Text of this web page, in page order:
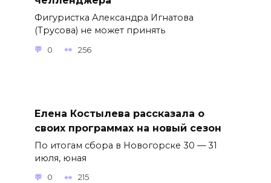
Фигуристка Александра Игнатова
(Трусова) не может принять
0 256
Елена Костылева рассказала о
своих программах на новый сезон
По итогам сбора в Новогорске 30 — 31
июля, юная
0 215